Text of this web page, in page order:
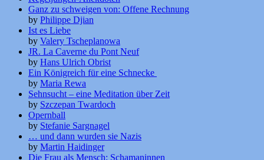
Ganz zu schweigen von: Offene Rechnung
by Philippe Djian
Ist es Liebe
by Valery Tscheplanowa
JR. La Caverne du Pont Neuf
by Hans Ulrich Obrist
Ein Königreich für eine Schnecke
by Maria Rewa
Sehnsucht – eine Meditation über Zeit
by Szczepan Twardoch
Opernball
by Stefanie Sargnagel
… und dann wurden sie Nazis
by Martin Haidinger
Die Frau als Mensch: Schamaninnen